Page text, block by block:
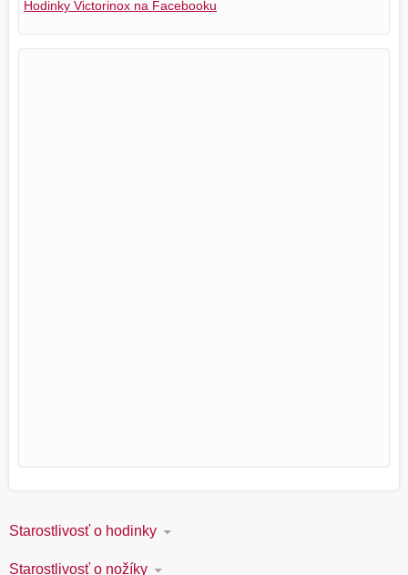
Hodinky Victorinox na Facebooku
Starostlivosť o hodinky
Starostlivosť o nožíky